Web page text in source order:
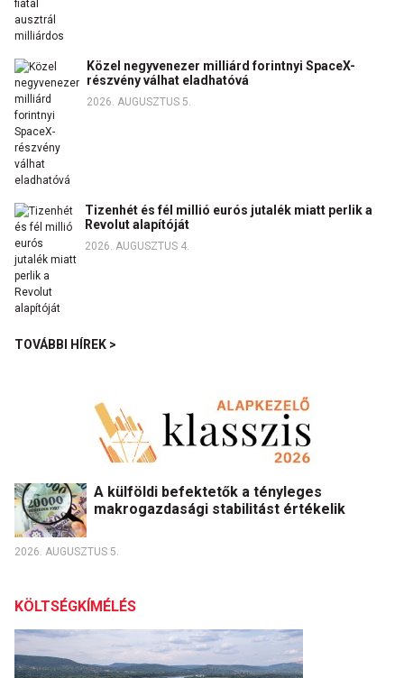
Közel negyvenezer milliárd forintnyi SpaceX-
részvény válhat eladhatóvá
2026. AUGUSZTUS 5.
Tizenhét és fél millió eurós jutalék miatt perlik a
Revolut alapítóját
2026. AUGUSZTUS 4.
TOVÁBBI HÍREK >
A külföldi befektetők a tényleges
makrogazdasági stabilitást értékelik
2026. AUGUSZTUS 5.
KÖLTSÉGKÍMÉLÉS